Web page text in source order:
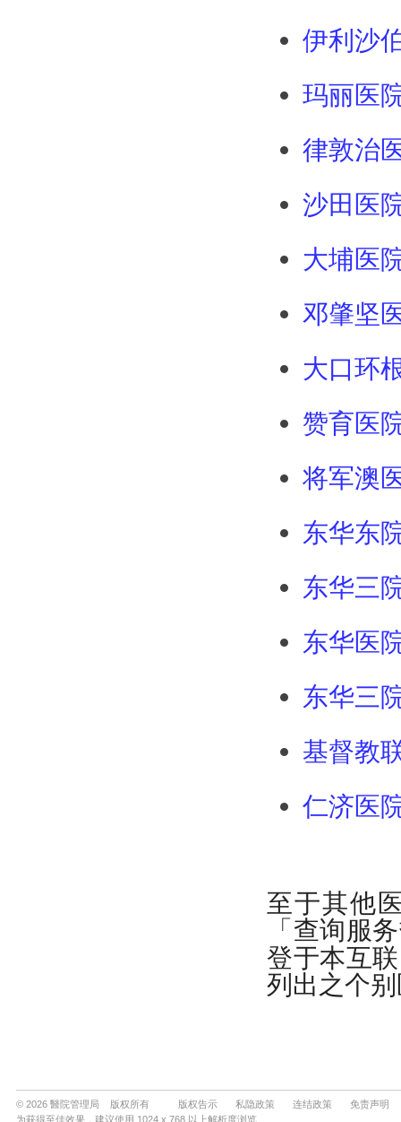
© 2026 醫院管理局 版权所有 版权告示 私隐政策 连结政策
免责声明
为获得至佳效果，建议使用 1024 x 768 以上解析度浏览